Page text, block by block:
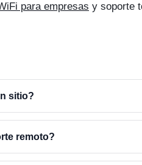
para empresas y soporte
sitio?
remoto?